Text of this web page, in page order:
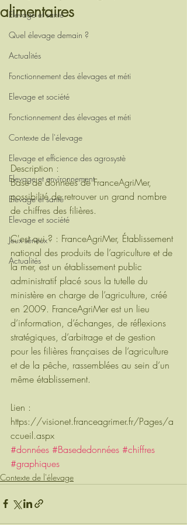
Elevage et santé
Quel élevage demain ?
Actualités
Fonctionnement des élevages et méti
Elevage et société
Fonctionnement des élevages et méti
Contexte de l'élevage
Elevage et efficience des agrosystè
Elevage et environnement
Elevage et santé
Elevage et société
Jeux sérieux
Actualités
alimentaires
Description :
Base de données de FranceAgriMer,
possibilité de retrouver un grand nombre
de chiffres des filières.
C'est qui ? : FranceAgriMer, Établissement
national des produits de l’agriculture et de
la mer, est un établissement public
administratif placé sous la tutelle du
ministère en charge de l’agriculture, créé
en 2009. FranceAgriMer est un lieu
d’information, d’échanges, de réflexions
stratégiques, d’arbitrage et de gestion
pour les filières françaises de l’agriculture
et de la pêche, rassemblées au sein d’un
même établissement.
Lien :
https://visionet.franceagrimer.fr/Pages/a
ccueil.aspx
#données #Basededonnées #chiffres
#graphiques
Contexte de l'élevage